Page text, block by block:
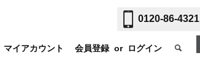
0120-86-4321
マイアカウント 会員登録 or ログイン